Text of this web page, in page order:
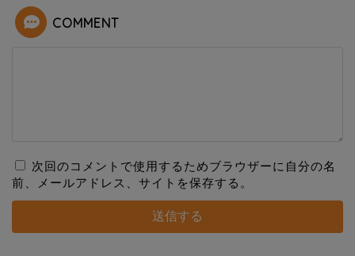
COMMENT
次回のコメントで使用するためブラウザーに自分の名
前、メールアドレス、サイトを保存する。